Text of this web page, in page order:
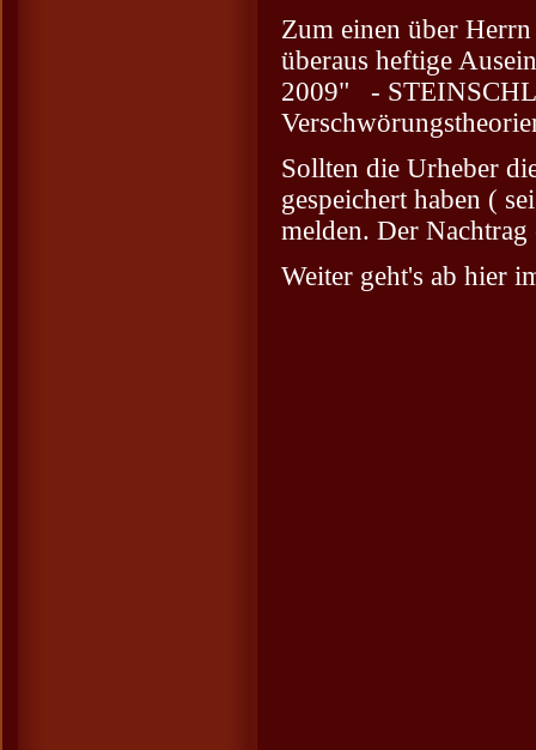
Zum einen über
überaus heftige
2009" -
Sollten die Urheber
gespeichert haben (
melden. Der
Weiter geht's ab hier